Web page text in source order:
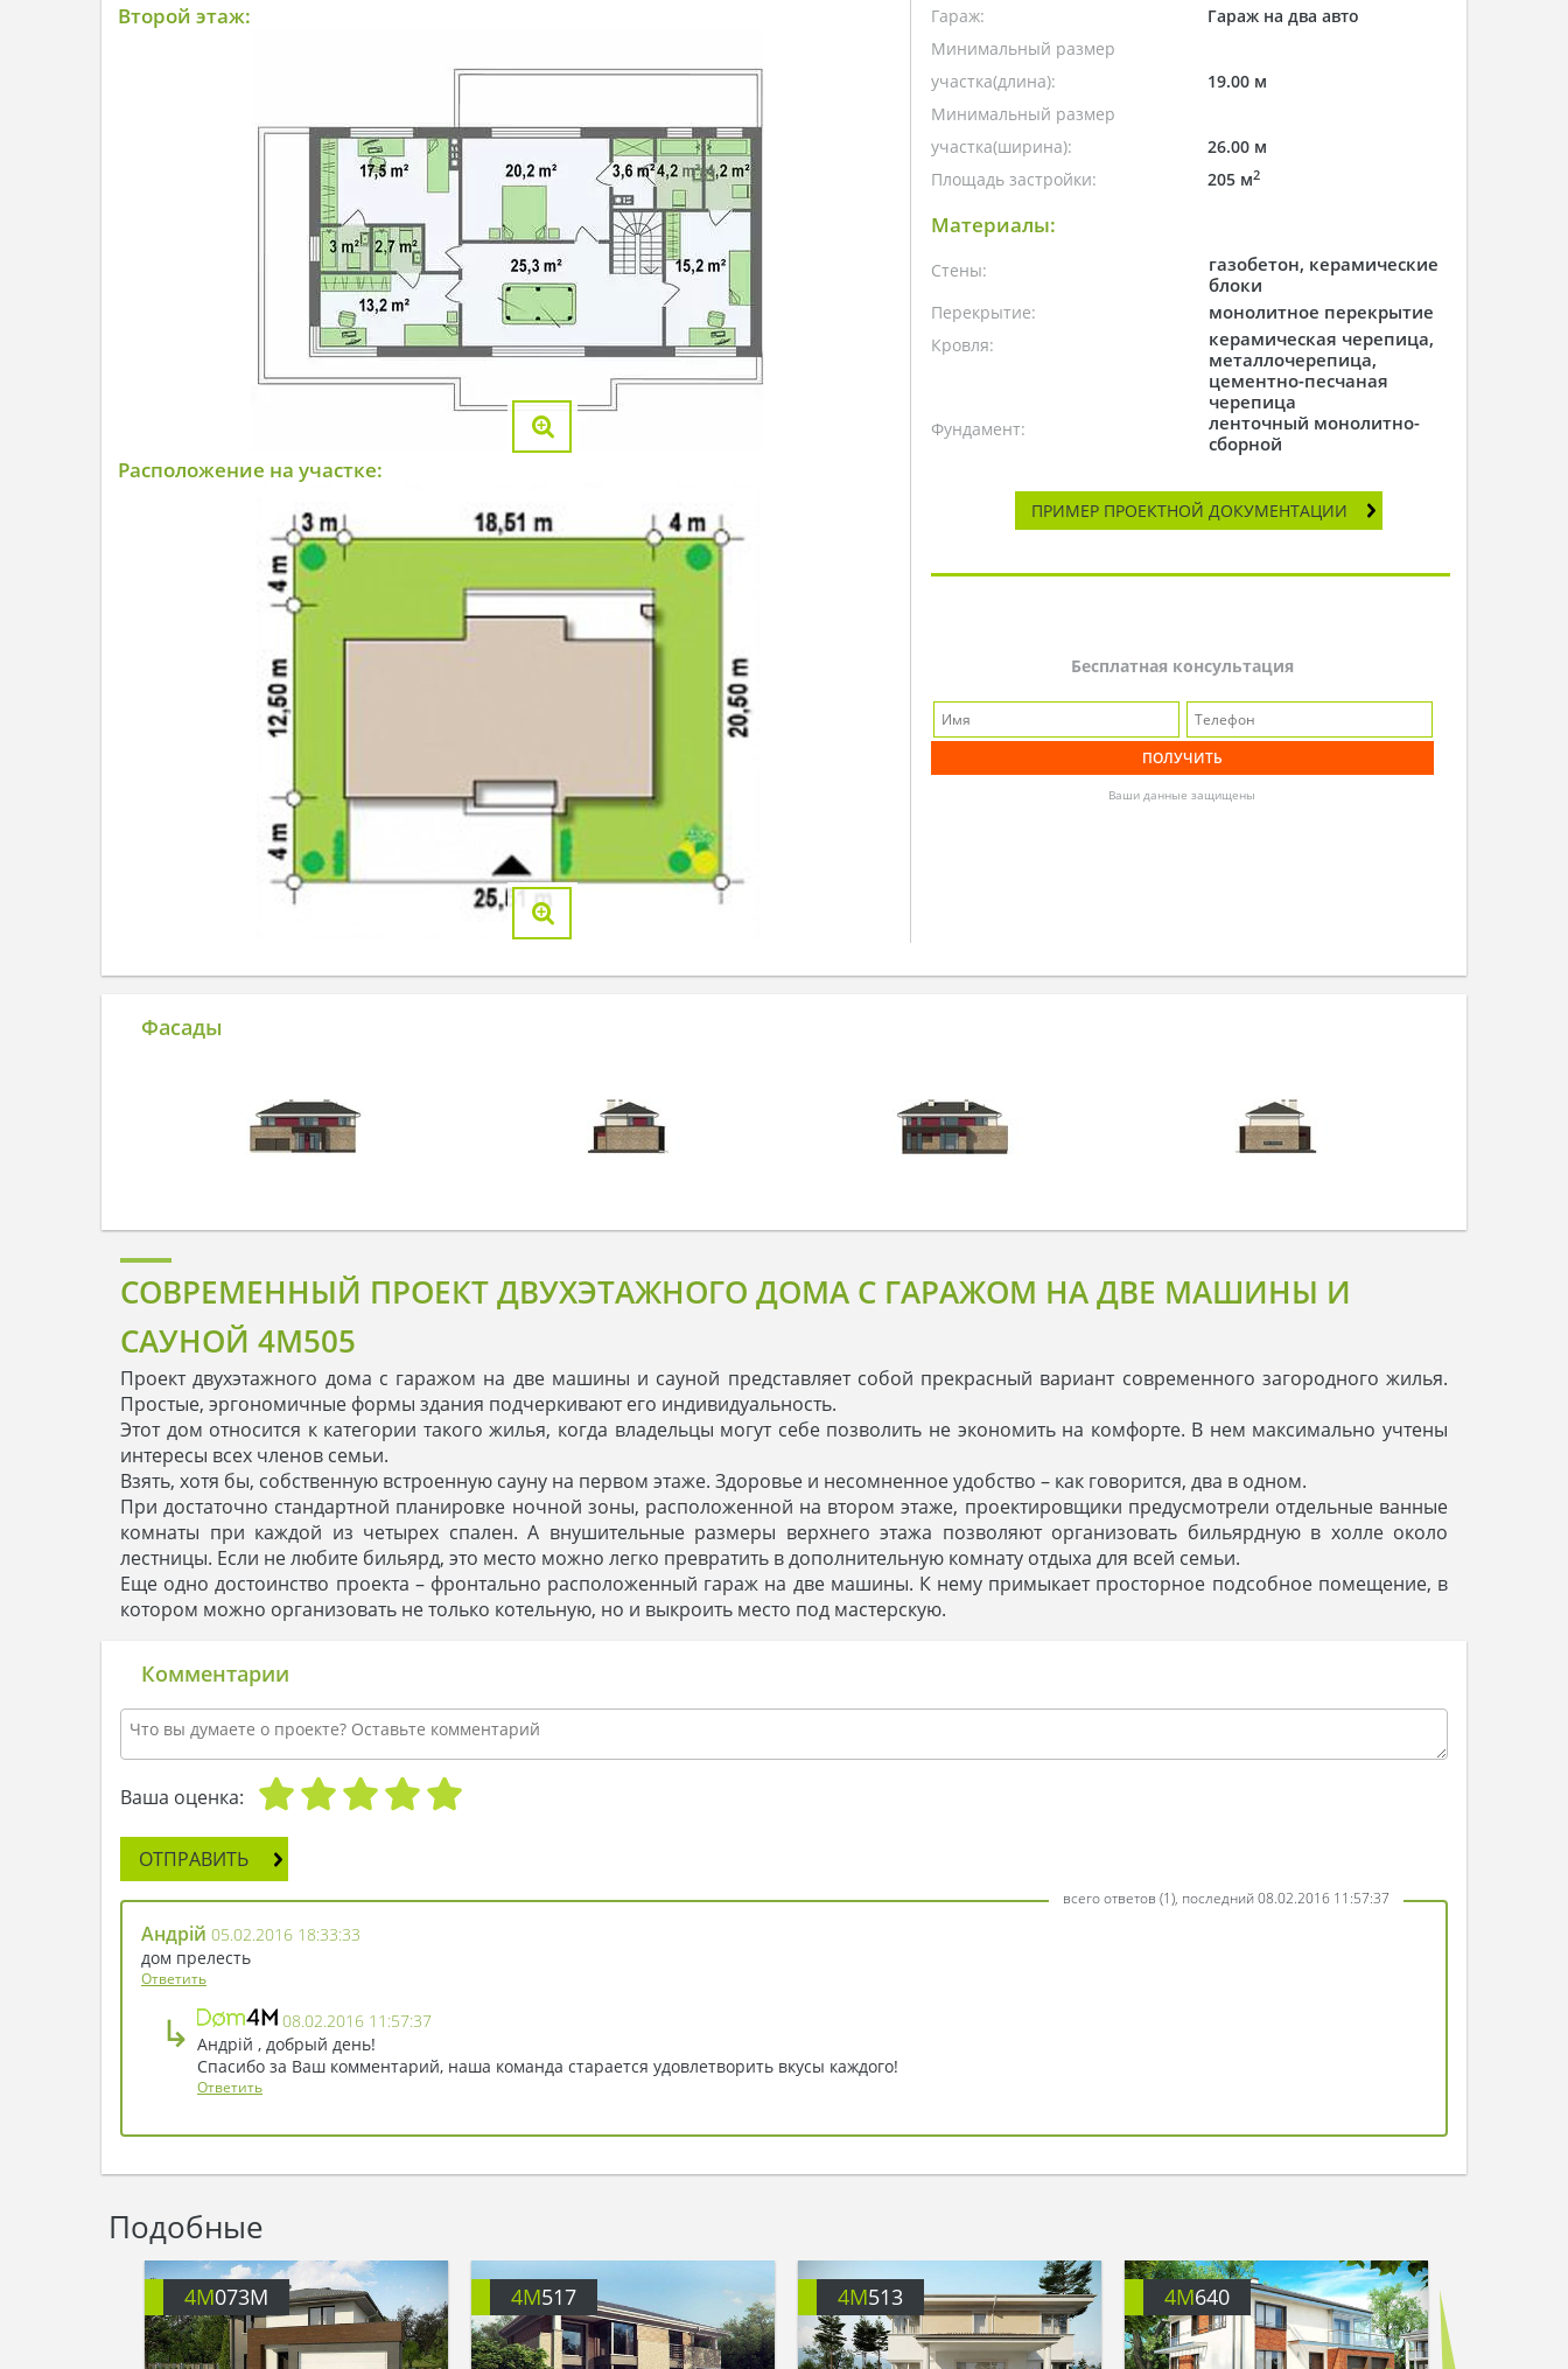
Второй этаж:
Расположение на участке:
Гараж:
Гараж на два авто
Минимальный размер
участка(длина):
19.00 м
Минимальный размер
участка(ширина):
26.00 м
Площадь застройки:
205 м2
Материалы:
Стены:
газобетон, керамические
блоки
Перекрытие: монолитное перекрытие
Кровля:
керамическая черепица,
металлочерепица,
цементно-песчаная
черепица
Фундамент:
ленточный монолитно-
сборной
ПРИМЕР ПРОЕКТНОЙ ДОКУМЕНТАЦИИ
Бесплатная консультация
Ваши данные защищены
Фасады
СОВРЕМЕННЫЙ ПРОЕКТ ДВУХЭТАЖНОГО ДОМА С ГАРАЖОМ НА ДВЕ МАШИНЫ И
САУНОЙ 4M505
Проект двухэтажного дома с гаражом на две машины и сауной представляет собой прекрасный вариант современного загородного жилья.
Простые, эргономичные формы здания подчеркивают его индивидуальность.
Этот дом относится к категории такого жилья, когда владельцы могут себе позволить не экономить на комфорте. В нем максимально учтены
интересы всех членов семьи.
Взять, хотя бы, собственную встроенную сауну на первом этаже. Здоровье и несомненное удобство – как говорится, два в одном.
При достаточно стандартной планировке ночной зоны, расположенной на втором этаже, проектировщики предусмотрели отдельные ванные
комнаты при каждой из четырех спален. А внушительные размеры верхнего этажа позволяют организовать бильярдную в холле около
лестницы. Если не любите бильярд, это место можно легко превратить в дополнительную комнату отдыха для всей семьи.
Еще одно достоинство проекта – фронтально расположенный гараж на две машины. К нему примыкает просторное подсобное помещение, в
котором можно организовать не только котельную, но и выкроить место под мастерскую.
Комментарии
Ваша оценка:
ОТПРАВИТЬ
всего ответов (1), последний 08.02.2016 11:57:37
Андрій 05.02.2016 18:33:33
дом прелесть
Ответить
↳
08.02.2016 11:57:37
Андрій , добрый день!
Спасибо за Ваш комментарий, наша команда старается удовлетворить вкусы каждого!
Ответить
Подобные
4M073M 4M517 4M513 4M640